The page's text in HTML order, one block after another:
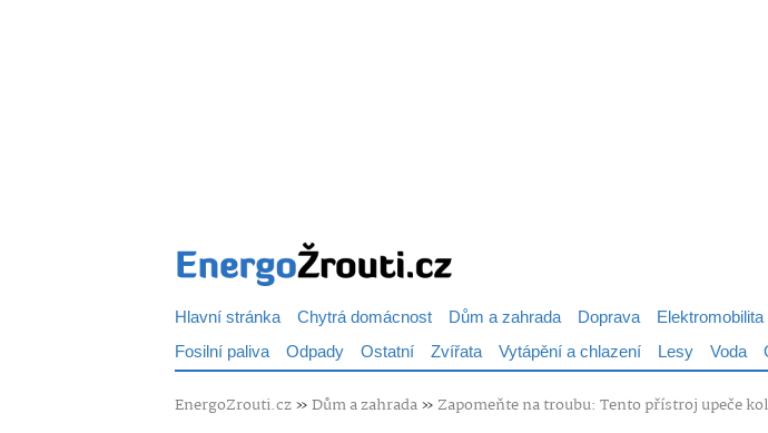
Hlavní stránka Chytrá domácnost Dům a zahrada Doprava Elektromobilita
Fosilní paliva Odpady Ostatní Zvířata Vytápění a chlazení Lesy Voda
EnergoZrouti.cz»Dům a zahrada»Zapomeňte na troubu: Tento přístroj upeče